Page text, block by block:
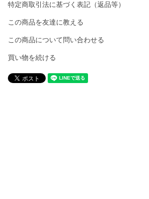
特定商取引法に基づく表記（返品等）
この商品を友達に教える
この商品について問い合わせる
買い物を続ける